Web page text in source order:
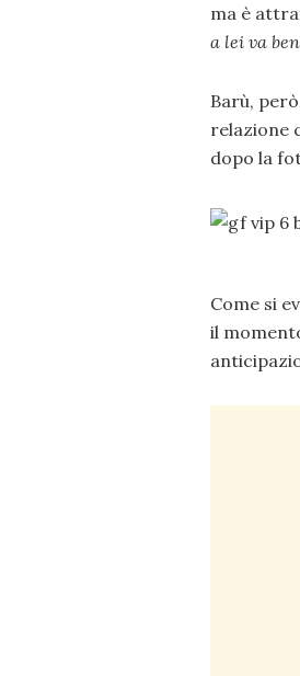
ma è
a lei va
Barù,
relazione
dopo la
Come si
il